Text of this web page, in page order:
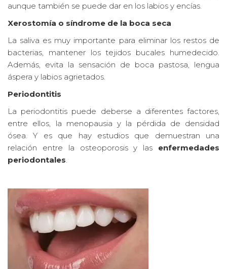
aunque también se puede dar en los labios y encías.
Xerostomía o síndrome de la boca seca
La saliva es muy importante para eliminar los restos de
bacterias, mantener los tejidos bucales humedecido.
Además, evita la sensación de boca pastosa, lengua
áspera y labios agrietados.
Periodontitis
La periodontitis puede deberse a diferentes factores,
entre ellos, la menopausia y la pérdida de densidad
ósea. Y es que hay estudios que demuestran una
relación entre la osteoporosis y las enfermedades
periodontales